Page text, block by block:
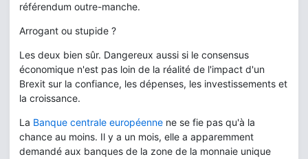
référendum outre-manche.
Arrogant ou stupide ?
Les deux bien sûr. Dangereux aussi si le consensus
économique n'est pas loin de la réalité de l'impact d'un
Brexit sur la confiance, les dépenses, les investissements et
la croissance.
La Banque centrale européenne ne se fie pas qu'à la
chance au moins. Il y a un mois, elle a apparemment
demandé aux banques de la zone de la monnaie unique